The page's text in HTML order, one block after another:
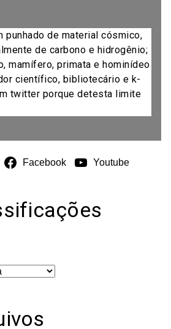
punhado de material cósmico,
de carbono e hidrogênio;
mamífero, primata e hominídeo
científico, bibliotecário e k-
twitter porque detesta limite
Facebook Youtube